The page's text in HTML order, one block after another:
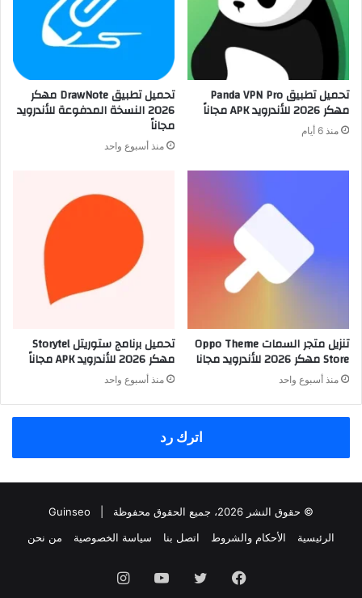
تحميل تطبيق Panda VPN Pro
مهكر 2026 للأندرويد APK مجاناً
منذ 6 أيام
تحميل تطبيق DrawNote مهكر
2026 النسخة المدفوعة للأندرويد
مجاناً
منذ أسبوع واحد
تنزيل متجر السمات Oppo Theme
Store مهكر 2026 للأندرويد مجانا
منذ أسبوع واحد
تحميل برنامج ستوريتل Storytel
مهكر 2026 للأندرويد APK مجاناً
منذ أسبوع واحد
اترك رد
© حقوق النشر 2026، جميع الحقوق محفوظة |
Guinseo
الرئيسية
الأحكام والشروط اتصل بنا سياسة الخصوصية من نحن
فيسبوك تويتر يوتيوبانستقرام